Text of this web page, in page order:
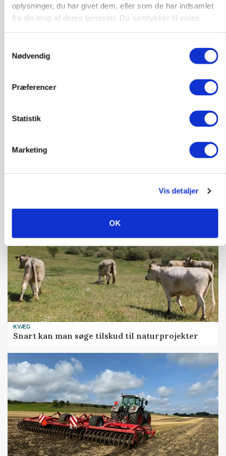
oplysninger, du har givet dem, eller som de har indsamlet
fra din brug af deres tjenester. Du samtykker til vores
Nødvendig
Præferencer
Statistik
Marketing
Vis detaljer
OK
POLITIK
gødskningslov
kan den ændre din bedrift fra 2027
Loading...
KVÆG
Snart kan man søge tilskud til naturprojekter